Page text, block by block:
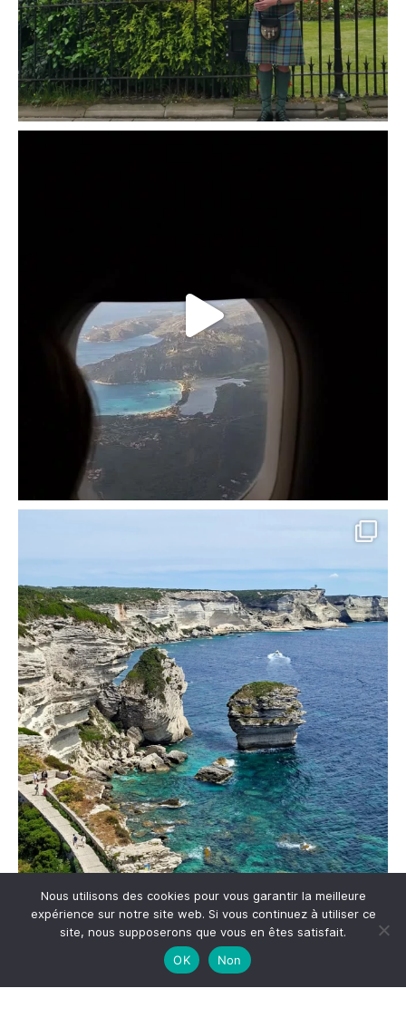
Me suivre sur Instagram
Nous utilisons des cookies pour vous garantir la meilleure
expérience sur notre site web. Si vous continuez à utiliser ce
site, nous supposerons que vous en êtes satisfait.
OK
Non